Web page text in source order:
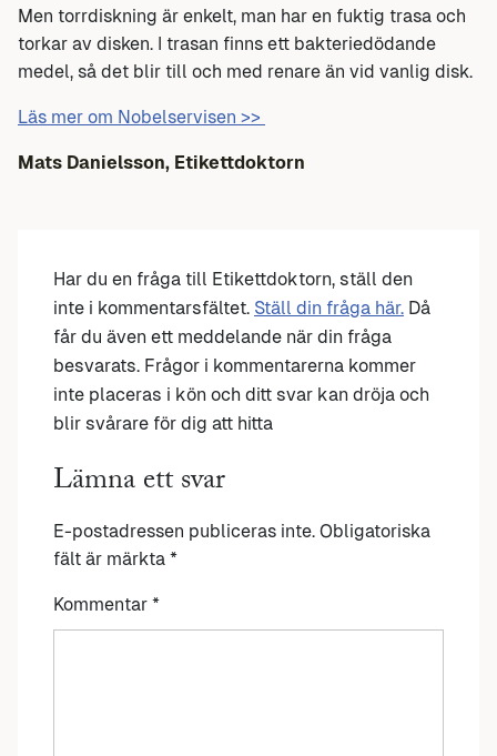
Men torrdiskning är enkelt, man har en fuktig trasa och
torkar av disken. I trasan finns ett bakteriedödande
medel, så det blir till och med renare än vid vanlig disk.
Läs mer om Nobelservisen >>
Mats Danielsson, Etikettdoktorn
Har du en fråga till Etikettdoktorn, ställ den
inte i kommentarsfältet. Ställ din fråga här. Då
får du även ett meddelande när din fråga
besvarats. Frågor i kommentarerna kommer
inte placeras i kön och ditt svar kan dröja och
blir svårare för dig att hitta
Lämna ett svar
E-postadressen publiceras inte. Obligatoriska
fält är märkta *
Kommentar *